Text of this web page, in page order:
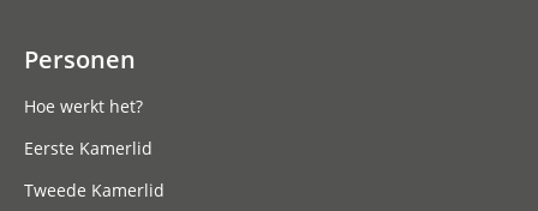
Personen
Hoe werkt het?
Eerste Kamerlid
Tweede Kamerlid